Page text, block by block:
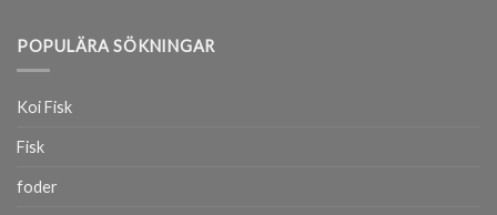
POPULÄRA SÖKNINGAR
Koi Fisk
Fisk
foder